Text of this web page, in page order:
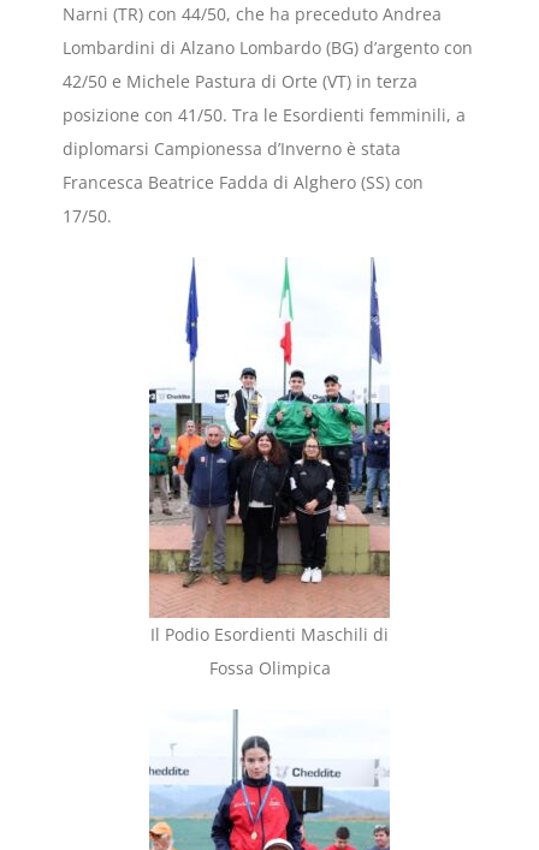
Narni (TR) con 44/50, che ha preceduto Andrea
Lombardini di Alzano Lombardo (BG) d’argento con
42/50 e Michele Pastura di Orte (VT) in terza
posizione con 41/50. Tra le Esordienti femminili, a
diplomarsi Campionessa d’Inverno è stata
Francesca Beatrice Fadda di Alghero (SS) con
17/50.
Il Podio Esordienti Maschili di
Fossa Olimpica